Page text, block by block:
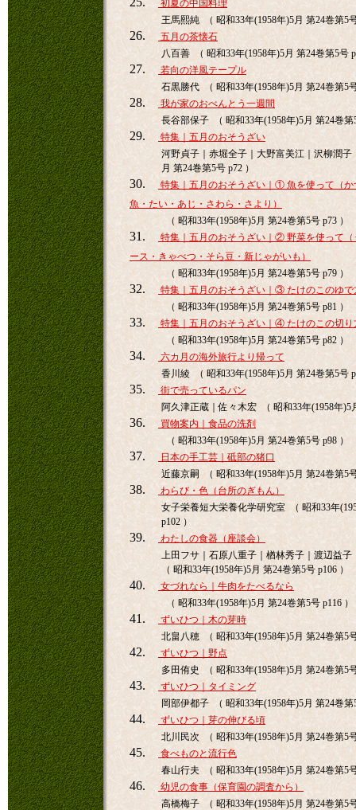
初夏の中国料理
王馬熙純 （ 昭和33年(1958年)5月 第24巻第5
26.
五月の茶懐石
八百善 （ 昭和33年(1958年)5月 第24巻第5号
27.
若向の洋風テープル
石黒勝代 （ 昭和33年(1958年)5月 第24巻第5
28.
我が家のおべんとう一週間
長谷部保子 （ 昭和33年(1958年)5月 第24巻第
29.
特集｜五月のおそうざい
河野貞子｜赤堀全子｜大野富美江｜沢柳潤子
月 第24巻第5号 p72 ）
30.
特集｜五月のおそうざい｜① 魚を使って（か
魚・たい・あじ・さわら・さより）
（ 昭和33年(1958年)5月 第24巻第5号 p73 ）
31.
特集｜五月のおそうざい｜② 野菜を使って（
ース・きゃべつ・そら豆・新じゃがいも）
（ 昭和33年(1958年)5月 第24巻第5号 p79 ）
32.
特集｜五月のおそうざい｜③ たけのこのゆで
（ 昭和33年(1958年)5月 第24巻第5号 p81 ）
33.
特集｜五月のおそうざい｜④ たけのこの切り
（ 昭和33年(1958年)5月 第24巻第5号 p82 ）
34.
六カ月の海外旅行より帰って
香川綾 （ 昭和33年(1958年)5月 第24巻第5号
35.
街で売っているパン
阿久津正蔵｜佐々木宏 （ 昭和33年(1958年)5
36.
買物案内｜食品の洗剤
（ 昭和33年(1958年)5月 第24巻第5号 p98 ）
37.
日本の手工芸｜砥部の猪口
近藤京嗣 （ 昭和33年(1958年)5月 第24巻第5
38.
わらび・色（台所のぎもん）
女子栄養短大栄養化学研究室 （ 昭和33年
p102 ）
39.
わたしの食器（座談会）
上田フサ｜石原八重子｜楢林秀子｜渡辺益
（ 昭和33年(1958年)5月 第24巻第5号 p106 ）
40.
女づれなら｜牛肉をたべるなら
（ 昭和33年(1958年)5月 第24巻第5号 p116 ）
41.
ずいひつ｜木の芽時
北畠八穂 （ 昭和33年(1958年)5月 第24巻第5
42.
ずいひつ｜野点
多田侑史 （ 昭和33年(1958年)5月 第24巻第5
43.
ずいひつ｜タイミング
岡部伊都子 （ 昭和33年(1958年)5月 第24巻第
44.
ずいひつ｜芽の伸びる頃
北川民次 （ 昭和33年(1958年)5月 第24巻第5
45.
食べものと流行色
春山行夫 （ 昭和33年(1958年)5月 第24巻第5
46.
幼児の食事（保育園の調査から）
高橋梅子 （ 昭和33年(1958年)5月 第24巻第5